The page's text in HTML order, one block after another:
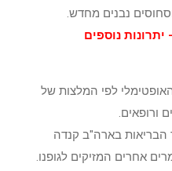
נבנים מחדש.
יתרונות נוספים
לפי המלצות של
ורופאים.
הבריאות בארה"ב קנדה
אחרים המזיקים לגופנו.